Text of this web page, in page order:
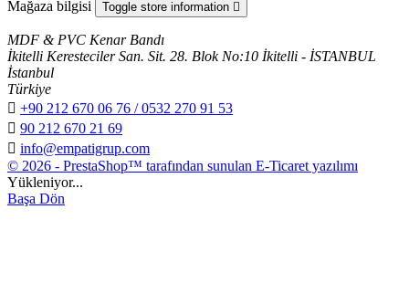
Mağaza bilgisi Toggle store information 
MDF & PVC Kenar Bandı
İkitelli Keresteciler San. Sit. 28. Blok No:10 İkitelli - İSTANBUL
İstanbul
Türkiye
 +90 212 670 06 76 / 0532 270 91 53
 90 212 670 21 69
 info@empatigrup.com
© 2026 - PrestaShop™ tarafından sunulan E-Ticaret yazılımı
Yükleniyor...
Başa Dön